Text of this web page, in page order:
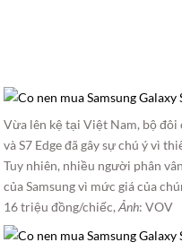
Vừa lên kệ tại Việt Nam, bộ đôi
và S7 Edge đã gây sự chú ý vì
Tuy nhiên, nhiều người phân
của Samsung vì mức giá của
16 triệu đồng/chiếc,Ảnh: VOV